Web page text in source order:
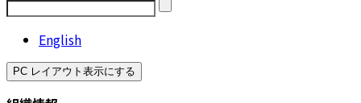
English
PC レイアウト表示にする